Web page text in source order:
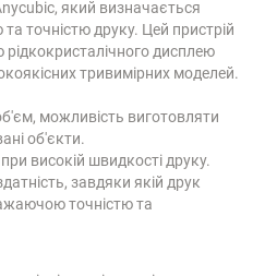
який визначається
точністю друку. Цей пристрій
рідкокристалічного дисплею
тривимірних моделей.
можливість виготовляти
об'єкти.
високій швидкості друку.
завдяки якій друк
точністю та